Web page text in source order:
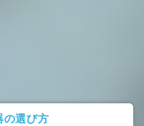
の選び方